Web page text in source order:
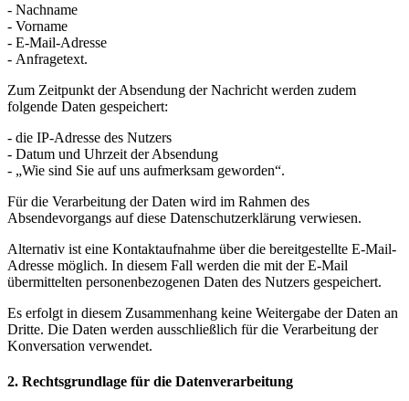
- Nachname
- Vorname
- E-Mail-Adresse
- Anfragetext.
Zum Zeitpunkt der Absendung der Nachricht werden zudem
folgende Daten gespeichert:
- die IP-Adresse des Nutzers
- Datum und Uhrzeit der Absendung
- „Wie sind Sie auf uns aufmerksam geworden“.
Für die Verarbeitung der Daten wird im Rahmen des
Absendevorgangs auf diese Datenschutzerklärung verwiesen.
Alternativ ist eine Kontaktaufnahme über die bereitgestellte E-Mail-
Adresse möglich. In diesem Fall werden die mit der E-Mail
übermittelten personenbezogenen Daten des Nutzers gespeichert.
Es erfolgt in diesem Zusammenhang keine Weitergabe der Daten an
Dritte. Die Daten werden ausschließlich für die Verarbeitung der
Konversation verwendet.
2. Rechtsgrundlage für die Datenverarbeitung